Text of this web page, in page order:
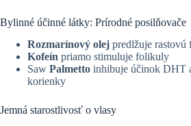
Bylinné účinné látky: Prírodné posilňovače
Rozmarínový olej predlžuje rastovú
Kofeín priamo stimuluje folikuly
Saw Palmetto inhibuje účinok DHT
korienky
Jemná starostlivosť o vlasy